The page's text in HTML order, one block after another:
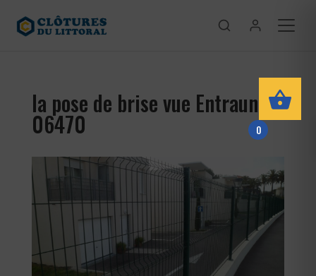
la pose de brise vue Entraunes
06470 0